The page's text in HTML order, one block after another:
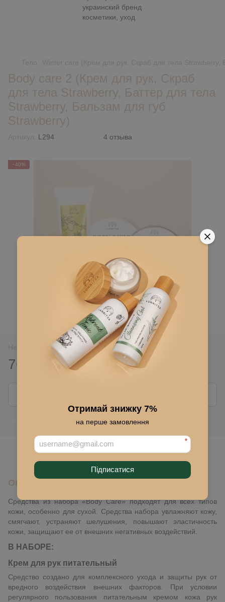
Отримай знижку 7%
на перше замовлення
*
Підписатися
Body care 2 (Крем для рук, Скраб
для тела Strawberry, Баттер для тела
Strawberry, Бальзам для губ
Strawberry)
L294 4 отзыва
−40%
Нет в наличии
768 грн 1 280 грн
для отображения накопительной скидки
В избранное
Описание
Средства из набора «Body Care» подходят для всех типов
кожи, особенно для сухой. Средства набора увлажняют кожу,
смягчают, устраняют шелушения, повышают эластичность
кожи, защищают ее от внешних негативных воздействий.
В НАБОРЕ:
Крем для рук питательный
Средство создано для комплексного ухода и защиты рук от
вредного воздействия внешних факторов. При условии
регулярного пользования питательным кремом кожа рук